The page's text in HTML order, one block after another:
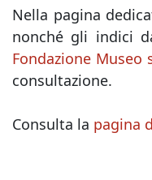
Nella pagina
nonché gli indici
Fondazione
consultazione.
Consulta la pagina